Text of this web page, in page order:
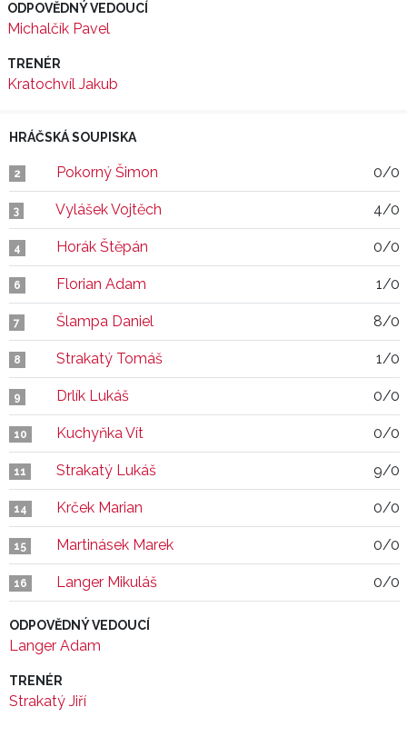
ODPOVĚDNÝ VEDOUCÍ
Michalčík Pavel
TRENÉR
Kratochvíl Jakub
HRÁČSKÁ SOUPISKA
2 Pokorný Šimon 0/0
3 Vylášek Vojtěch 4/0
4 Horák Štěpán 0/0
6 Florian Adam 1/0
7 Šlampa Daniel 8/0
8 Strakatý Tomáš 1/0
9 Drlík Lukáš 0/0
10 Kuchyňka Vít 0/0
11 Strakatý Lukáš 9/0
14 Krček Marian 0/0
15 Martinásek Marek 0/0
16 Langer Mikuláš 0/0
ODPOVĚDNÝ VEDOUCÍ
Langer Adam
TRENÉR
Strakatý Jiří